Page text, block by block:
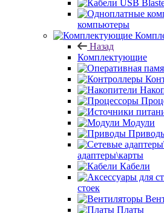
компьютеры
Назад
Комплектующие
Модули
адаптеры\карты
Кабели
стоек
Платы